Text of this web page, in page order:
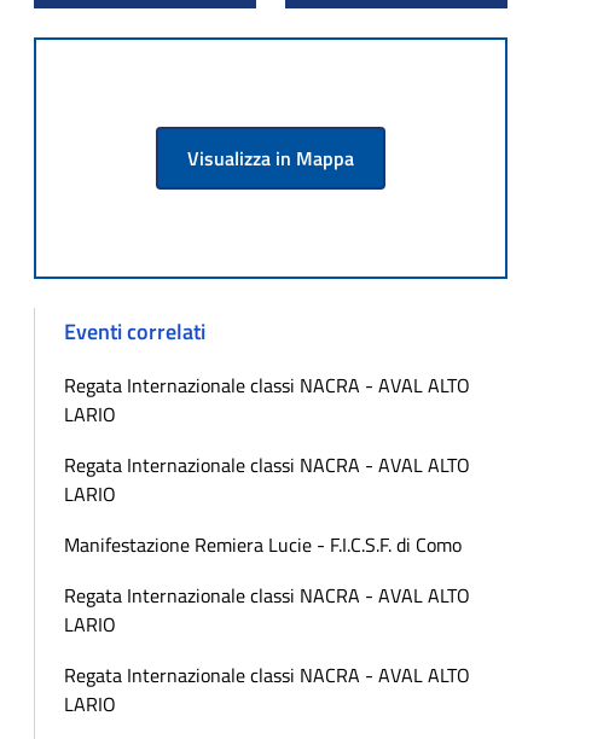
Visualizza in Mappa
Eventi correlati
Regata Internazionale classi NACRA - AVAL ALTO
LARIO
Regata Internazionale classi NACRA - AVAL ALTO
LARIO
Manifestazione Remiera Lucie - F.I.C.S.F. di Como
Regata Internazionale classi NACRA - AVAL ALTO
LARIO
Regata Internazionale classi NACRA - AVAL ALTO
LARIO